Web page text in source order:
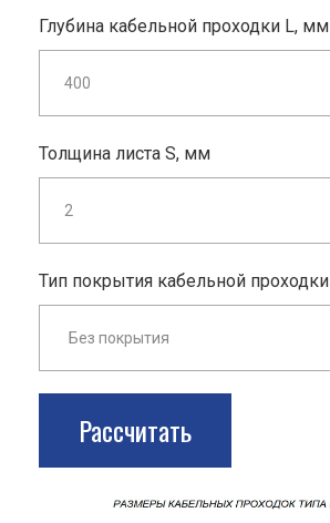
Глубина кабельной проходки L, мм
Толщина листа S, мм
Тип покрытия кабельной проходки
Рассчитать